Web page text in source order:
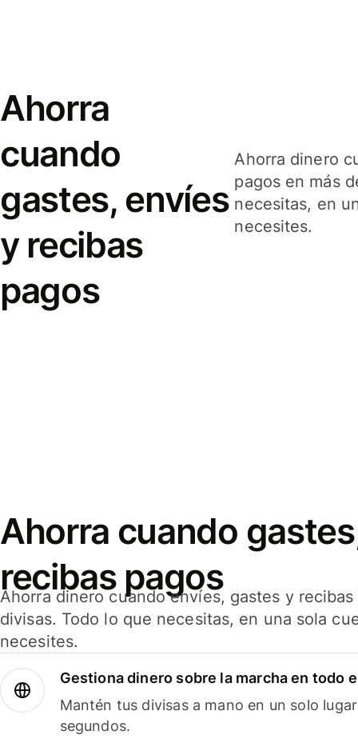
Ahorra
cuando
gastes, envíes
y recibas
pagos
Ahorra dinero
pagos en más
necesitas, en
necesites.
Ahorra cuando
recibas pagos
Ahorra dinero cuando envíes, gastes y
divisas. Todo lo que necesitas, en una sola
necesites.
Gestiona dinero sobre la marcha en todo
Mantén tus divisas a mano en un solo
segundos.